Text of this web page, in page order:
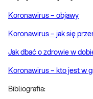
Koronawirus – objawy
Koronawirus – jak się
Jak dbać o zdrowie w
Koronawirus – kto jest w
Bibliografia: